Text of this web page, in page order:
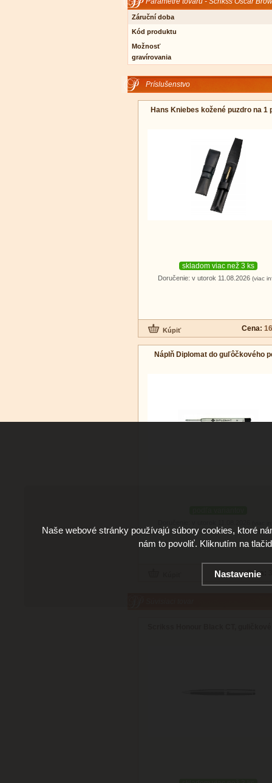
Záruční doba
Kód produktu
Možnosť
gravírovania
Príslušenstvo
Hans Kniebes kožené puzdro na 1
skladom viac než 3 ks
Doručenie: v utorok 11.08.2026 (viac
Cena:
Náplň Diplomat do guľôčkového
Cena:
Naše webové stránky používajú súbory cookies, ktoré
nám to povoliť. Kliknutím na
Nastavenie